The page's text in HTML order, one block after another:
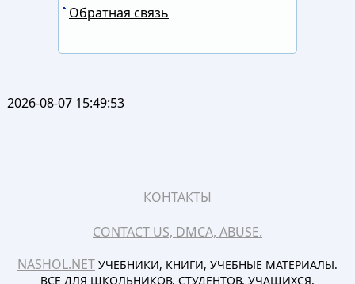
Обратная связь
2026-08-07 15:49:53
КОНТАКТЫ
CONTACT US, DMCA, ABUSE.
NASHOL.NETУЧЕБНИКИ, КНИГИ, УЧЕБНЫЕ МАТЕРИАЛЫ.
ВСЕ ДЛЯ ШКОЛЬНИКОВ, СТУДЕНТОВ, УЧАЩИХСЯ,